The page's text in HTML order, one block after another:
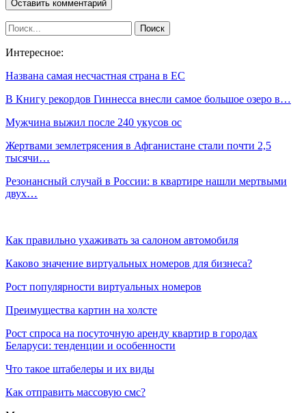
Интересное:
Названа самая несчастная страна в ЕС
В Книгу рекордов Гиннесса внесли самое большое озеро в…
Мужчина выжил после 240 укусов ос
Жертвами землетрясения в Афганистане стали почти 2,5
тысячи…
Резонансный случай в России: в квартире нашли мертвыми
двух…
Как правильно ухаживать за салоном автомобиля
Каково значение виртуальных номеров для бизнеса?
Рост популярности виртуальных номеров
Преимущества картин на холсте
Рост спроса на посуточную аренду квартир в городах
Беларуси: тенденции и особенности
Что такое штабелеры и их виды
Как отправить массовую смс?